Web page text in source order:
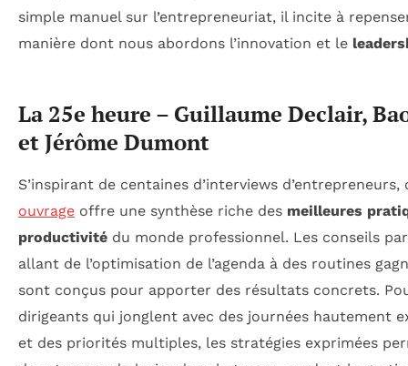
simple manuel sur l’entrepreneuriat, il incite à
manière dont nous abordons l’innovation et le
La 25e heure – Guillaume Declair,
et Jérôme Dumont
S’inspirant de centaines d’interviews d’entrepreneurs,
ouvrage offre une synthèse riche des meilleures
productivité du monde professionnel. Les conseils
allant de l’optimisation de l’agenda à des routines
sont conçus pour apporter des résultats concrets.
dirigeants qui jonglent avec des journées hautement
et des priorités multiples, les stratégies exprimées